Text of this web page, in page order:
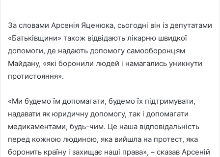
За словами Арсенія Яценюка, сьогодні він із депутатами
«Батьківщини» також відвідають лікарню швидкої
допомоги, де надають допомогу самооборонцям
Майдану, «які боронили людей і намагались уникнути
протистояння».
«Ми будемо їм допомагати, будемо їх підтримувати,
надавати як юридичну допомогу, так і допомагати
медикаментами, будь-чим. Це наша відповідальність
перед кожною людиною, яка вийшла на протест, яка
боронить країну і захищає наші права», – сказав Арсеній